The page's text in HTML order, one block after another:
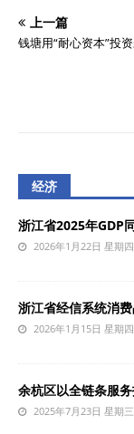
上一篇
钱塘用“耐心资本”投
经济
浙江省2025年GDP
2026年1月22日 星期
浙江省经信系统消
2026年1月15日 星期
余杭区以全链条服
2025年7月23日 星期